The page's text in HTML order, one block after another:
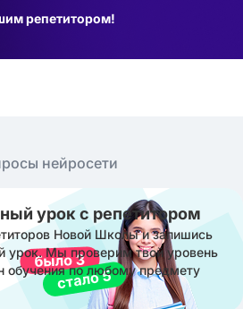
репетитором!
нейросети
урок с репетитором
Новой Школы и запишись
урок. Мы проверим твой уровень
обучения по любому предмету